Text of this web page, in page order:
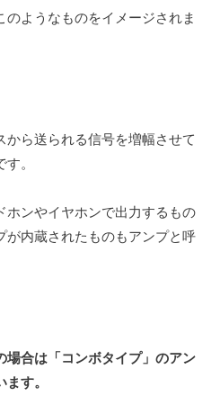
ようなものをイメージされま
から送られる信号を増幅させて
。
ホンやイヤホンで出力するもの
が内蔵されたものもアンプと呼
場合は「コンボタイプ」のアン
す。